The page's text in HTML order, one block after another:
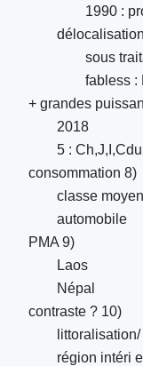
1990 :
sous
fabless :
+ grandes
2018
5 :
consommation 8)
classe
automobile
PMA 9)
Laos
Népal
contraste ? 10)
région intéri